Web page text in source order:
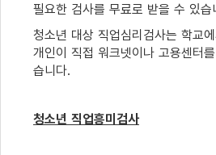
필요한 검사를 무료로 받을 수 있습
청소년 대상 직업심리검사는 학교
개인이 직접 워크넷이나 고용센터
습니다.
청소년 직업흥미검사